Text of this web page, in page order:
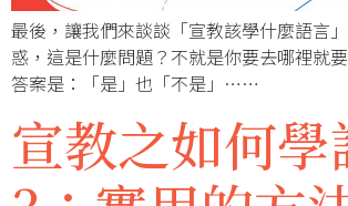
最後，讓我們來談談「宣教該學什麼語言
惑，這是什麼問題？不就是你要去哪裡就
答案是：「是」也「不是」……
宣教之如何學